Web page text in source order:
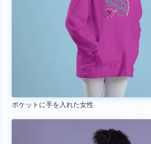
ポケットに手を入れた女性